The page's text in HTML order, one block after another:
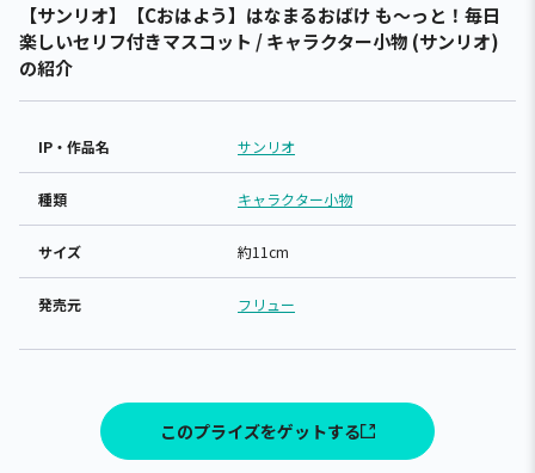
【サンリオ】【Cおはよう】はなまるおばけ も～っと！毎日
楽しいセリフ付きマスコット / キャラクター小物 (サンリオ)
の紹介
IP・作品名 サンリオ
種類 キャラクター小物
サイズ 約11cm
発売元 フリュー
このプライズをゲットする